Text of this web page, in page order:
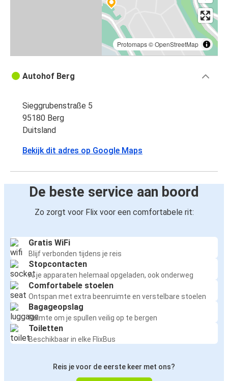
Protomaps©OpenStreetMap
Autohof Berg
Sieggrubenstraße 5
95180 Berg
Duitsland
Bekijk dit adres op Google Maps
De beste service aan boord
Zo zorgt voor Flix voor een comfortabele rit:
Gratis WiFi
Blijf verbonden tijdens je reis
Stopcontacten
Al je apparaten helemaal opgeladen, ook onderweg
Comfortabele stoelen
Ontspan met extra beenruimte en verstelbare stoelen
Bagageopslag
Ruimte om je spullen veilig op te bergen
Toiletten
Beschikbaar in elke FlixBus
Reis je voor de eerste keer met ons?